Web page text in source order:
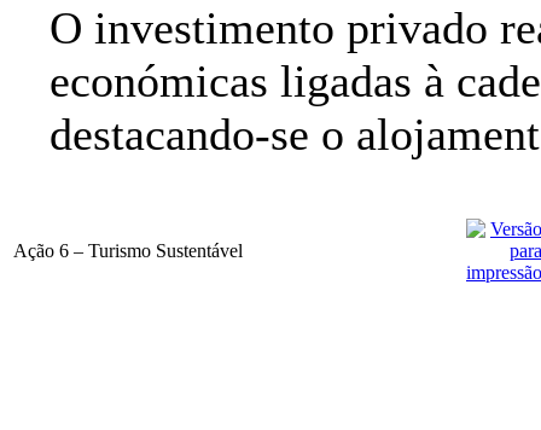
O investimento privado
económicas ligadas à
destacando-se o
Ação 6 – Turismo Sustentável